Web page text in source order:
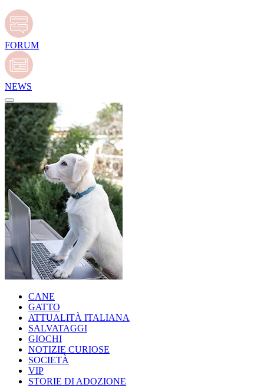
FORUM
NEWS
CANE
GATTO
ATTUALITÀ ITALIANA
SALVATAGGI
GIOCHI
NOTIZIE CURIOSE
SOCIETÀ
VIP
STORIE DI ADOZIONE